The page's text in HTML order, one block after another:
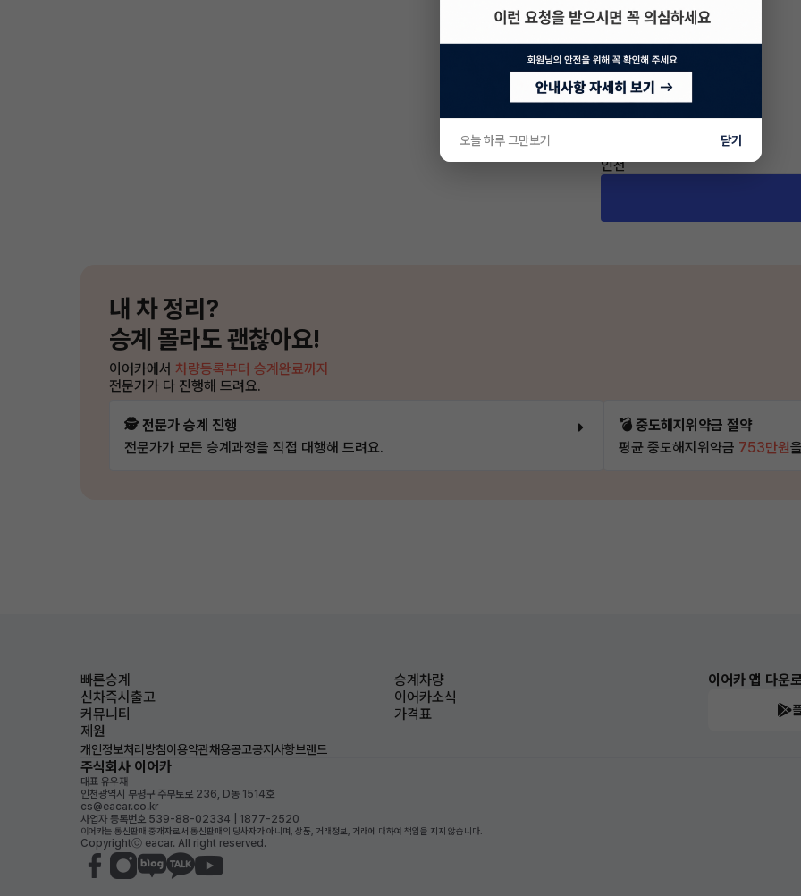
편의/멀티
인천
내 차 정리?
승계 몰라도 괜찮아요!
이어카에서 차량등록부터 승계완료까지
전문가가 다 진행해 드려요.
🕵️ 전문가 승계 진행
전문가가 모든 승계과정을 직접 대행해 드려요.
💣 중도해지위약금 절약
평균 중도해지위약금 753만원
빠른승계
승계차량
신차즉시출고
이어카소식
커뮤니티
가격표
제원
이어카 앱 다운
개인정보처리방침이용약관채용공고공지사항브랜드
주식회사 이어카
대표 유우재
인천광역시 부평구 주부토로 236, D동 1514호
cs@eacar.co.kr
사업자 등록번호 539-88-02334 | 1877-2520
이어카는 통신판매 중개자로서 통신판매의 당사자가 아니며, 상품, 거래정보, 거래에 대하여 책임을 지지 않습니다.
Copyrightⓒ eacar. All right reserved.
오늘 하루 그만보기 닫기